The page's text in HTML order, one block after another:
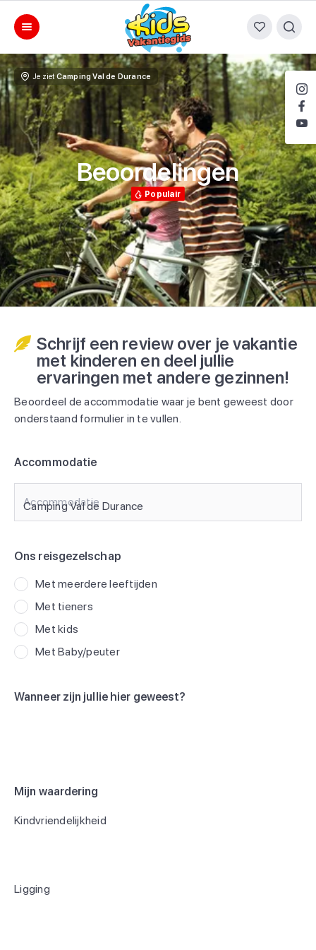
Beoordelingen
Populair
Je ziet Camping Val de Durance
Schrijf een review over je vakantie
met kinderen en deel jullie
ervaringen met andere gezinnen!
Beoordeel de accommodatie waar je bent geweest door
onderstaand formulier in te vullen.
Accommodatie
Accommodatie
Ons reisgezelschap
Met meerdere leeftijden
Met tieners
Met kids
Met Baby/peuter
Wanneer zijn jullie hier geweest?
Mijn waardering
Kindvriendelijkheid
Ligging